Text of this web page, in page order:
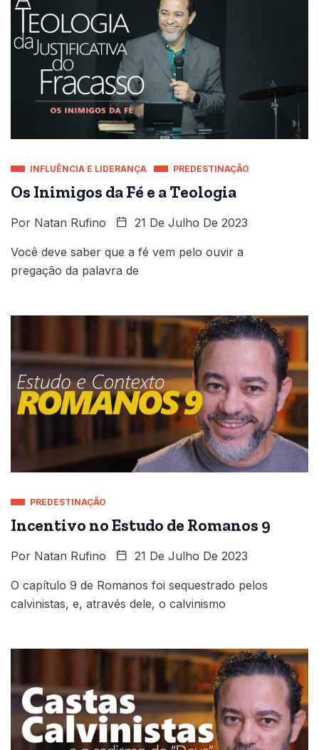
INFLUÊNCIA E LIDERANÇA PREDESTINAÇÃO
Os Inimigos da Fé e a Teologia
Por Natan Rufino 21 De Julho De 2023
Você deve saber que a fé vem pelo ouvir a
pregação da palavra de
PREDESTINAÇÃO
Incentivo no Estudo de Romanos 9
Por Natan Rufino 21 De Julho De 2023
O capítulo 9 de Romanos foi sequestrado pelos
calvinistas, e, através dele, o calvinismo